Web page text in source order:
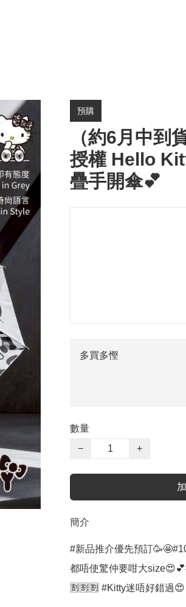
預購
（約6月中
授權 Hello
疊手開傘💕
多買多慳
數量
−
+
簡介
#新品推介優先預訂
都唔使驚仲要咁大
🈹🈹🈹 #Kitty迷唔好錯過😍